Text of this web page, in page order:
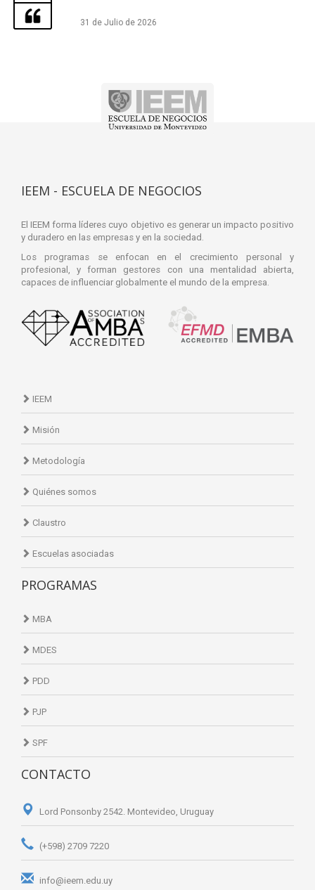
31 de Julio de 2026
IEEM - ESCUELA DE NEGOCIOS
El IEEM forma líderes cuyo objetivo es generar un impacto positivo
y duradero en las empresas y en la sociedad.
Los programas se enfocan en el crecimiento personal y
profesional, y forman gestores con una mentalidad abierta,
capaces de influenciar globalmente el mundo de la empresa.
IEEM
Misión
Metodología
Quiénes somos
Claustro
Escuelas asociadas
PROGRAMAS
MBA
MDES
PDD
PJP
SPF
CONTACTO
Lord Ponsonby 2542. Montevideo, Uruguay
(+598) 2709 7220
info@ieem.edu.uy